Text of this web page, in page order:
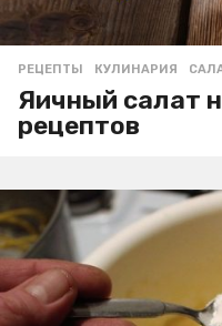
РЕЦЕПТЫ КУЛИНАРИЯ ,
Яичный салат
рецептов